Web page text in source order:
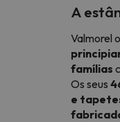
A
Valmorel
famílias
Os seus
e